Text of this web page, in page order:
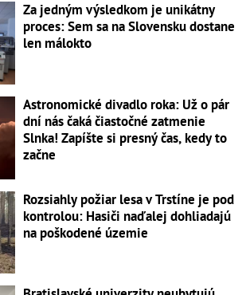
Za jedným výsledkom je unikátny
proces: Sem sa na Slovensku dostane
len málokto
Astronomické divadlo roka: Už o pár
dní nás čaká čiastočné zatmenie
Slnka! Zapíšte si presný čas, kedy to
začne
Rozsiahly požiar lesa v Trstíne je pod
kontrolou: Hasiči naďalej dohliadajú
na poškodené územie